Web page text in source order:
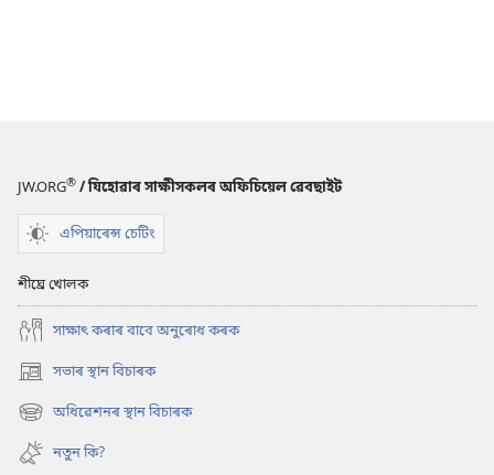
JW.ORG® / যিহোৱাৰ সাক্ষীসকলৰ অফিচিয়েল ৱেবছাইট
এপিয়াৰেন্স চেটিং
শীঘ্ৰে খোলক
সাক্ষাৎ কৰাৰ বাবে অনুৰোধ কৰক
সভাৰ স্থান বিচাৰক
(opens
new
window)
অধিৱেশনৰ স্থান বিচাৰক
(opens
new
window)
নতুন কি?